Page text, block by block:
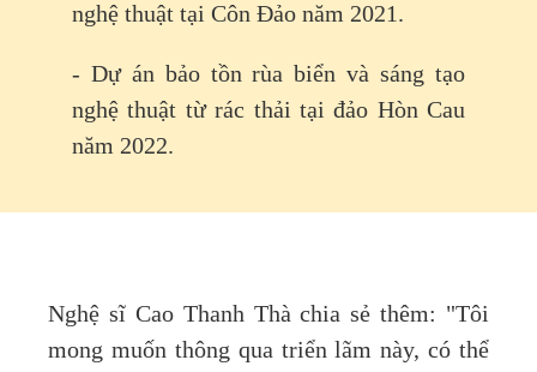
nghệ thuật tại Côn Đảo năm 2021.
- Dự án bảo tồn rùa biển và sáng tạo
nghệ thuật từ rác thải tại đảo Hòn Cau
năm 2022.
Nghệ sĩ Cao Thanh Thà chia sẻ thêm: "Tôi
mong muốn thông qua triển lãm này, có thể